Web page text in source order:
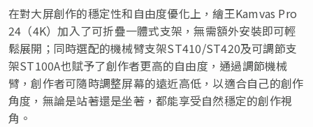
在對大屏創作的穩定性和自由度優化上，繪王Kamvas Pro
24（4K）加入了可折疊一體式支架，無需額外安裝即可輕
鬆展開；同時選配的機械臂支架ST410/ST420及可調節支
架ST100A也賦予了創作者更高的自由度，通過調節機械
臂，創作者可隨時調整屏幕的遠近高低，以適合自己的創作
角度，無論是站著還是坐著，都能享受自然穩定的創作視
角。